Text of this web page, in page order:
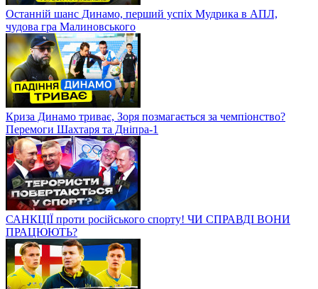
Останній шанс Динамо, перший успіх Мудрика в АПЛ,
чудова гра Малиновського
Криза Динамо триває, Зоря позмагається за чемпіонство?
Перемоги Шахтаря та Дніпра-1
САНКЦІЇ проти російського спорту! ЧИ СПРАВДІ ВОНИ
ПРАЦЮЮТЬ?